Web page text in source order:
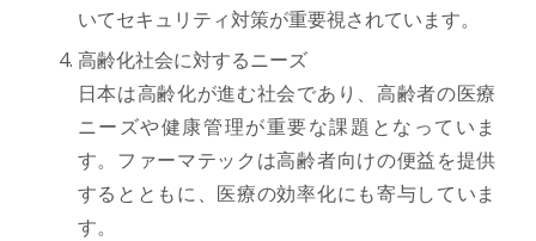
いてセキュリティ対策が重要視されています。
高齢化社会に対するニーズ
日本は高齢化が進む社会であり、高齢者の医療
ニーズや健康管理が重要な課題となっていま
す。ファーマテックは高齢者向けの便益を提供
するとともに、医療の効率化にも寄与していま
す。